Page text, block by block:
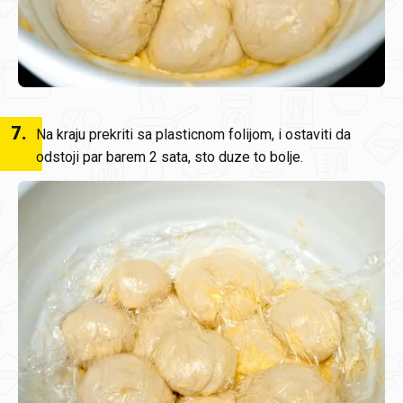
7.
Na kraju prekriti sa plasticnom folijom, i ostaviti da
odstoji par barem 2 sata, sto duze to bolje.